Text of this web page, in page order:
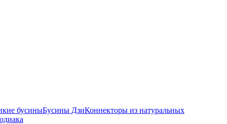
бусиныБусины ДзиКоннекторы из натуральных